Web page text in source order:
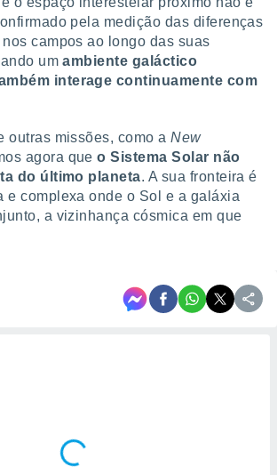
pela medição das diferenças
campos ao longo das suas
um ambiente galáctico
interage continuamente com
outras missões, como aNew
agora que o Sistema Solar não
do último planeta. A sua fronteira é
e complexa onde o Sol e a galáxia
a vizinhança cósmica em que